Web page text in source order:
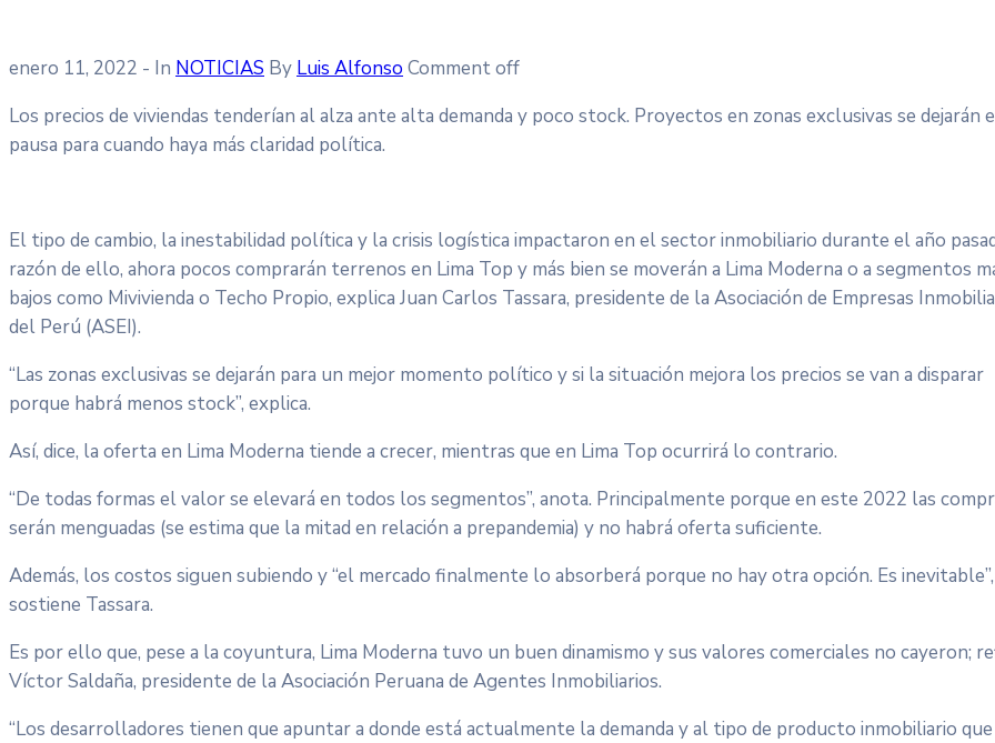
enero 11, 2022 - In NOTICIAS By Luis Alfonso Comment off
Los precios de viviendas tenderían al alza ante alta demanda y poco stock. Proyectos en zonas exclusivas se dejarán
pausa para cuando haya más claridad política.
El tipo de cambio, la inestabilidad política y la crisis logística impactaron en el sector inmobiliario durante el año
razón de ello, ahora pocos comprarán terrenos en Lima Top y más bien se moverán a Lima Moderna o a segmentos
bajos como Mivivienda o Techo Propio, explica Juan Carlos Tassara, presidente de la Asociación de Empresas
del Perú (ASEI).
“Las zonas exclusivas se dejarán para un mejor momento político y si la situación mejora los precios se van a disparar
porque habrá menos stock”, explica.
Así, dice, la oferta en Lima Moderna tiende a crecer, mientras que en Lima Top ocurrirá lo contrario.
“De todas formas el valor se elevará en todos los segmentos”, anota. Principalmente porque en este 2022 las
serán menguadas (se estima que la mitad en relación a prepandemia) y no habrá oferta suficiente.
Además, los costos siguen subiendo y “el mercado finalmente lo absorberá porque no hay otra opción. Es inevitable”,
sostiene Tassara.
Es por ello que, pese a la coyuntura, Lima Moderna tuvo un buen dinamismo y sus valores comerciales no cayeron;
Víctor Saldaña, presidente de la Asociación Peruana de Agentes Inmobiliarios.
“Los desarrolladores tienen que apuntar a donde está actualmente la demanda y al tipo de producto inmobiliario que